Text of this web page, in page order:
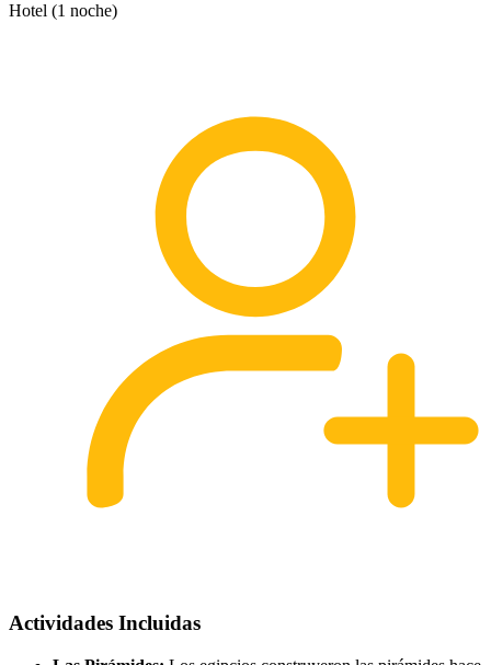
Hotel (1 noche)
Actividades Incluidas